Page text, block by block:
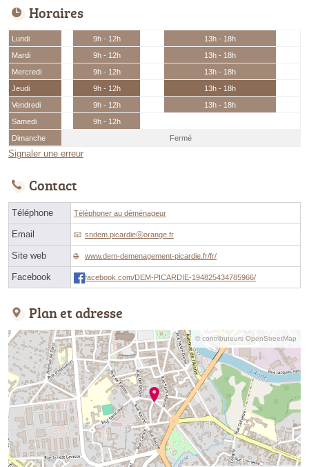
Horaires
Lundi 9h - 12h
13h - 18h
Mardi
9h - 12h
13h - 18h
Mercredi
9h - 12h
13h - 18h
Jeudi
9h - 12h
13h - 18h
Vendredi
9h - 12h
13h - 18h
Samedi
9h - 12h
Dimanche
Fermé
Signaler une erreur
Contact
Téléphone Téléphoner au déménageur
Email sndem.picardieⓐorange.fr
Site web www.dem-demenagement-picardie.fr/fr/
Facebook facebook.com/DEM-PICARDIE-194825434785966/
Plan et adresse
© contributeurs OpenStreetMap